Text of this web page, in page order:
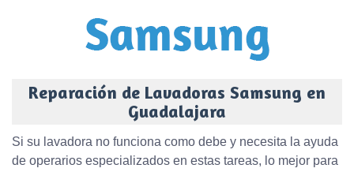
Reparación de Lavadoras Samsung en
Guadalajara
Si su lavadora no funciona como debe y necesita la ayuda
de operarios especializados en estas tareas, lo mejor para